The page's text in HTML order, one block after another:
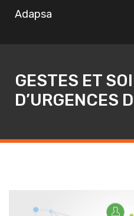
Adapsa
GESTES ET
D’URGENCES